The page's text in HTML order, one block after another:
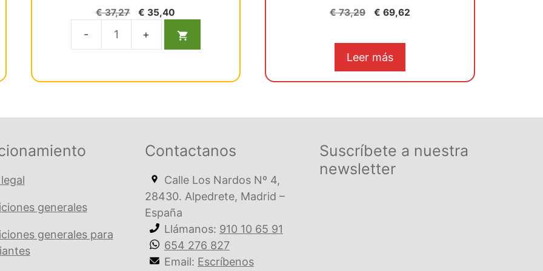
0
d
5
€37,27
El
original
era:
€ 35,40
actual
es:
0
d
€73,29
El
era:
€ 69,62
Leer más
generales
generales para
Contactanos
Calle Los Nardos Nº 4,
28430. Alpedrete, Madrid –
España
Llámanos: 910 10 65 91
654 276 827
Email: Escríbenos
Suscríbete a nuestra
newsletter